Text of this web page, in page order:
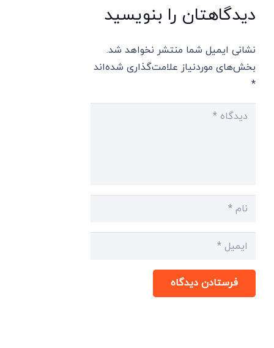
دیدگاهتان را بنویسید
نشانی ایمیل شما منتشر نخواهد شد.
بخش‌های موردنیاز علامت‌گذاری شده‌اند
*
فرستادن دیدگاه